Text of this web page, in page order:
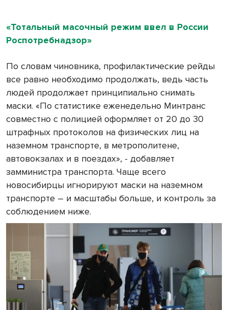
«Тотальный масочный режим ввел в России
Роспотребнадзор»
По словам чиновника, профилактические рейды
все равно необходимо продолжать, ведь часть
людей продолжает принципиально снимать
маски. «По статистике еженедельно Минтранс
совместно с полицией оформляет от 20 до 30
штрафных протоколов на физических лиц на
наземном транспорте, в метрополитене,
автовокзалах и в поездах», - добавляет
замминистра транспорта. Чаще всего
новосибирцы игнорируют маски на наземном
транспорте – и масштабы больше, и контроль за
соблюдением ниже.